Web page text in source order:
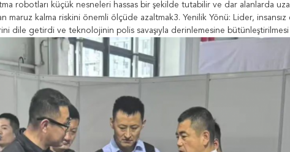
atma robotları küçük nesneleri hassas bir şekilde tutabilir ve dar alanlarda
maruz kalma riskini önemli ölçüde azaltmak3. Yenilik Yönü: Lider, insansız
dile getirdi ve teknolojinin polis savaşıyla derinlemesine